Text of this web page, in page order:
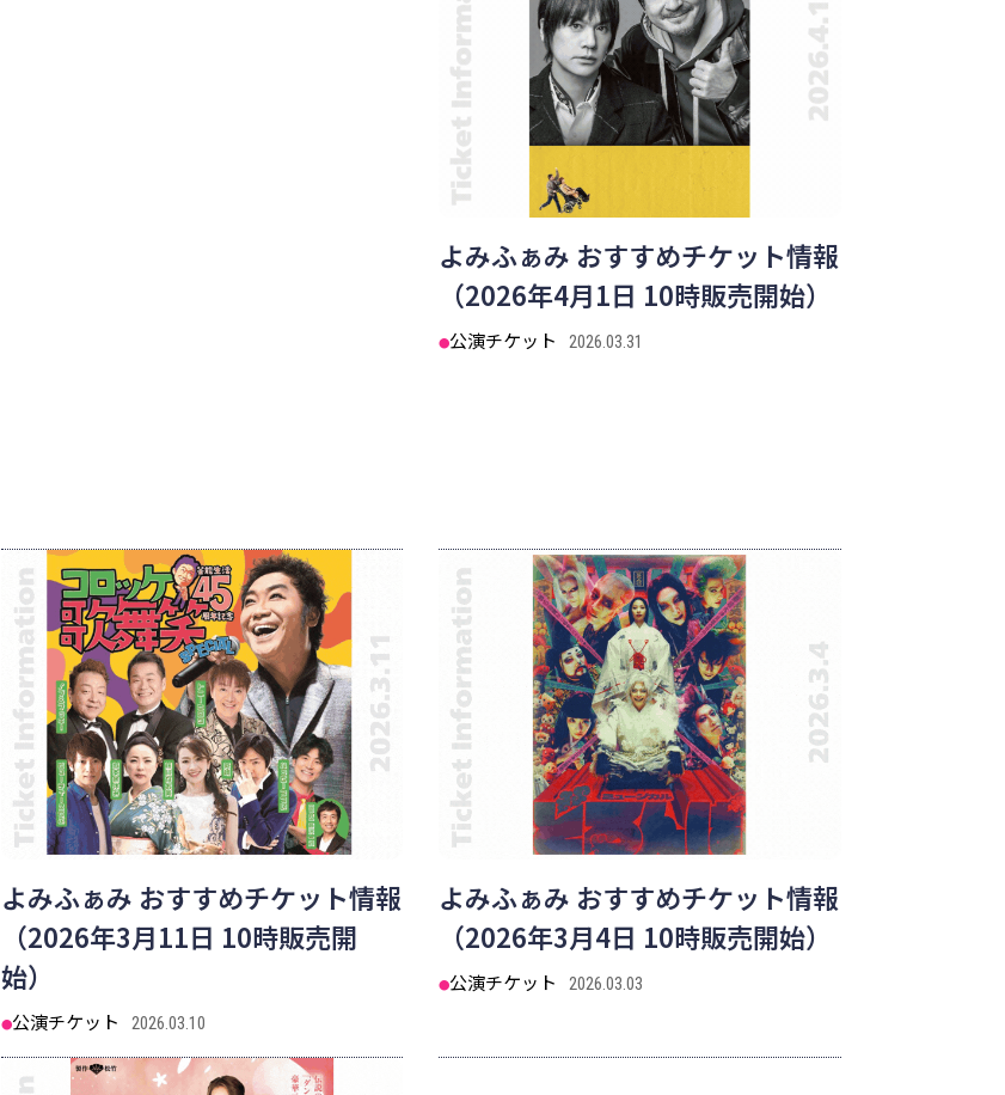
よみふぁみ おすすめチケット情報
（2026年4月1日 10時販売開始）
公演チケット 2026.03.31
よみふぁみ おすすめチケット情報
（2026年3月11日 10時販売開
始）
公演チケット 2026.03.10
よみふぁみ おすすめチケット情報
（2026年3月4日 10時販売開始）
公演チケット 2026.03.03